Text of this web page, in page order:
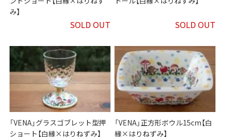
み】
SOLD OUT SOLD OUT
「VENA」グラスゴブレット型押
ショート【白縁×はりねずみ】
「VENA」正方形ボウル15cm【白
縁×はりねずみ】